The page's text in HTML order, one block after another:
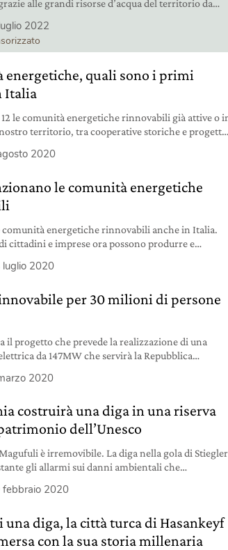
alle grandi risorse d’acqua del territorio da
2022
energetiche, quali sono i primi
Italia
12 le comunità energetiche rinnovabili già attive o
territorio, tra cooperative storiche e progetti
2020
le comunità energetiche
comunità energetiche rinnovabili anche in Italia.
cittadini e imprese ora possono produrre e
luglio 2020
per 30 milioni di persone
il progetto che prevede la realizzazione di una
da 147MW che servirà la Repubblica
2020
costruirà una diga in una riserva
dell’Unesco
è irremovibile. La diga nella gola di Stiegler
gli allarmi sui danni ambientali che
febbraio 2020
una diga, la città turca di Hasankeyf
con la sua storia millenaria